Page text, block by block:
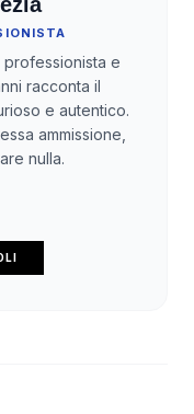
professionista e
racconta il
e autentico.
ammissione,
nulla.